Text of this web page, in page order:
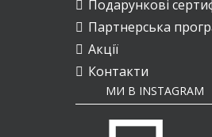
Подарункові
Партнерська
Акції
Контакти
МИ В INSTAGRAM